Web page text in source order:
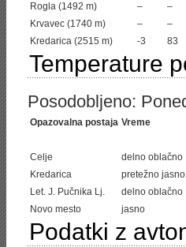
Rogla (1492 m)
– –
Krvavec (1740 m)
– –
Kredarica (2515 m)
-3 83
Temperature
Posodobljeno:
Opazovalna postaja Vreme
Celje
delno oblačno
Kredarica
pretežno jasno
Let. J. Pučnika Lj.
delno oblačno
Novo mesto
jasno
Podatki z